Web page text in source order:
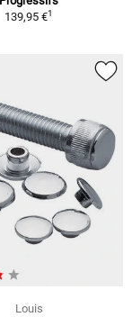
139,95 €1
Louis